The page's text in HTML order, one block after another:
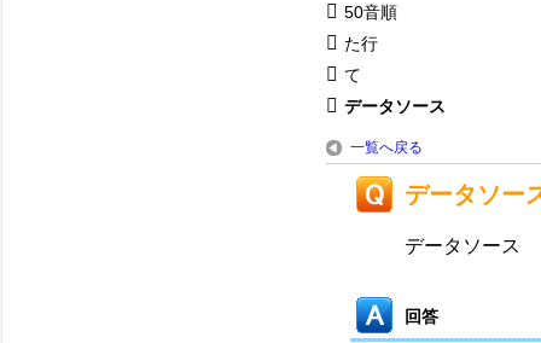
50音順
た行
て
データソース
一覧へ戻る
データソー
データソース
回答